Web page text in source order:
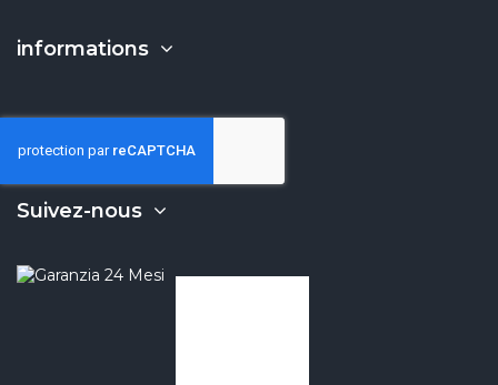
informations
Suivez-nous